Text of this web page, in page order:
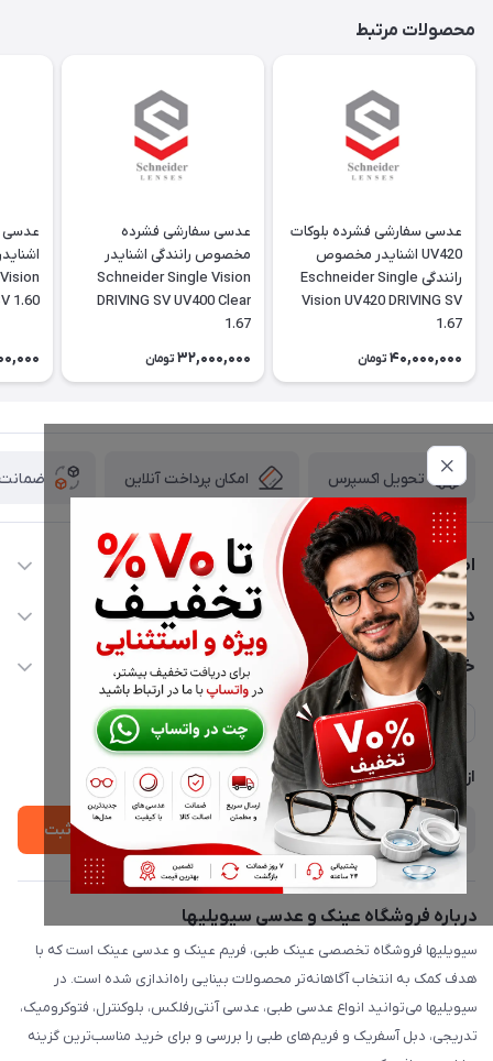
محصولات مرتبط
عدسی سفارشی فشرده بلوکات
UV420 اشنایدر مخصوص
رانندگی Eschneider Single
Vision UV420 DRIVING SV
1.67
40,000,000 تومان
عدسی سفارشی فشرده
مخصوص رانندگی اشنایدر
Schneider Single Vision
DRIVING SV UV400 Clear
1.67
32,000,000 تومان
1.60
تحویل اکسپرس امکان پرداخت آنلاین ضمانت
اطلاعات تماس
02177116909
info@civiliha.com
ارسال فوری در تهران + ارسال به سراسر کشور
دسترسی سریع
حساب کاربری
مجله فروشگاه
لیست محصولات
درباره ما
خدمات مشتریان
حریم خصوصی
پشتیبانی واتساپ 09397003162
از جدید‌ترین تخفیف‌ها با‌ خبر شوید
ثبت
درباره فروشگاه عینک و عدسی سیویلیها
سیویلیها فروشگاه تخصصی عینک طبی، فریم عینک و عدسی عینک است که با
هدف کمک به انتخاب آگاهانه‌تر محصولات بینایی راه‌اندازی شده است. در
سیویلیها می‌توانید انواع عدسی طبی، عدسی آنتی‌رفلکس، بلوکنترل، فتوکرومیک،
تدریجی، دبل آسفریک و فریم‌های طبی را بررسی و برای خرید مناسب‌ترین گزینه